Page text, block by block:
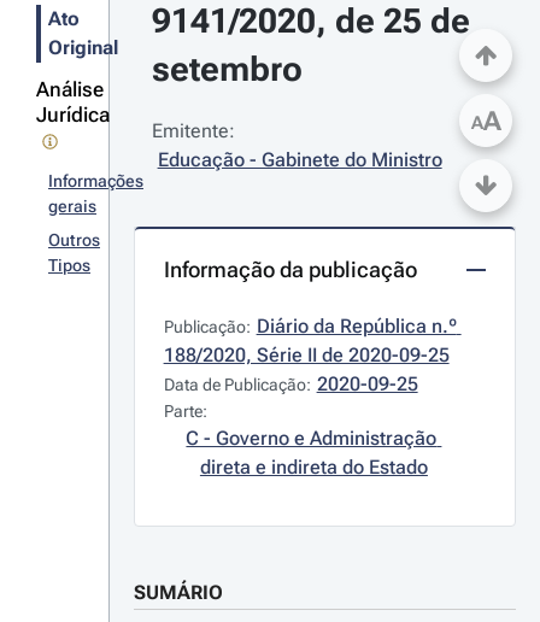
Ato
Original
Análise
Jurídica
Informações
gerais
Outros
Tipos
9141/2020, de 25 de
setembro
Emitente:
Educação - Gabinete do Ministro
Informação da publicação
Publicação: Diário da República n.º
188/2020, Série II de 2020-09-25
Data de Publicação: 2020-09-25
Parte:
C - Governo e Administração
direta e indireta do Estado
SUMÁRIO
AA